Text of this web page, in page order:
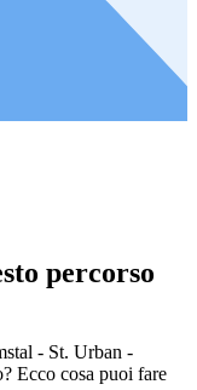
percorso
- St. Urban -
Ecco cosa puoi fare